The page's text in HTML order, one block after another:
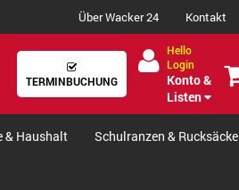
Über Wacker 24 Kontakt
TERMINBUCHUNG
Hello
Login
Konto &
Listen
& Haushalt Schulranzen & Rucksäcke